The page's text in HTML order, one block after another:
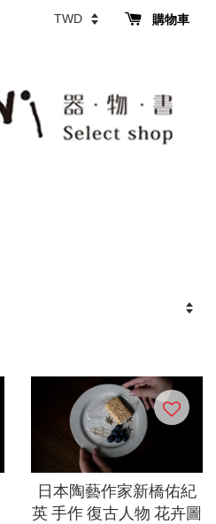
購物車
日本陶藝作家新橋佑紀
英 手作 復古人物 花卉圖